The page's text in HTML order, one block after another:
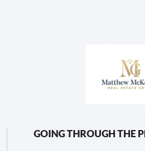
GOING THROUGH THE